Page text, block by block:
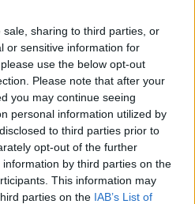
sharing to third parties, or
or sensitive information for
use the below opt-out
Please note that after your
you may continue seeing
personal information utilized by
to third parties prior to
opt-out of the further
by third parties on the
This information may
parties on the IAB’s List of
Χριστόφα στους
ήδη έχει αποδείξει
μπορεί να διαχειριστεί
προβλήματα της πόλης.
επίλυσης και το θέμα της